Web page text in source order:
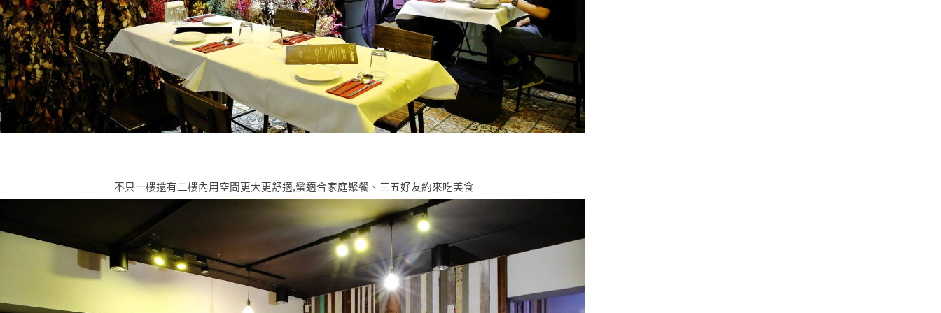
不只一樓還有二樓內用空間更大更舒適,蠻適合家庭聚餐、三五好友約來吃美食